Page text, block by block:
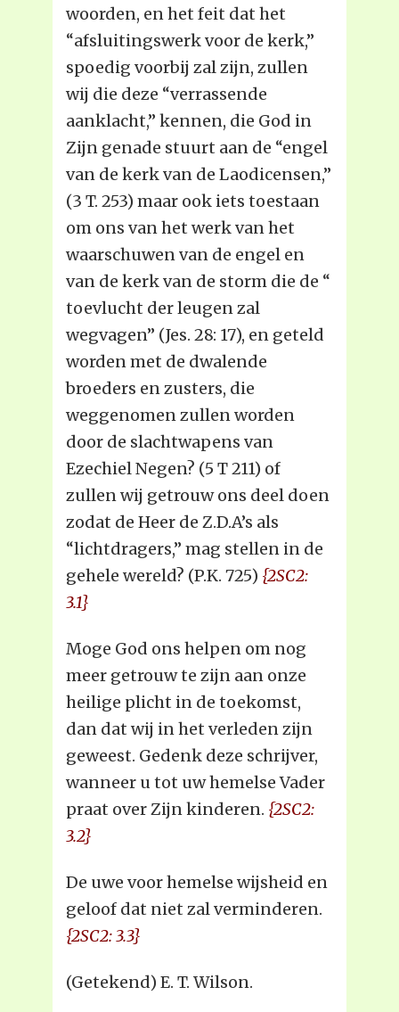
woorden, en het feit dat het
“afsluitingswerk voor de kerk,”
spoedig voorbij zal zijn, zullen
wij die deze “verrassende
aanklacht,” kennen, die God in
Zijn genade stuurt aan de “engel
van de kerk van de Laodicensen,”
(3 T. 253) maar ook iets toestaan
om ons van het werk van het
waarschuwen van de engel en
van de kerk van de storm die de “
toevlucht der leugen zal
wegvagen” (Jes. 28: 17), en geteld
worden met de dwalende
broeders en zusters, die
weggenomen zullen worden
door de slachtwapens van
Ezechiel Negen? (5 T 211) of
zullen wij getrouw ons deel doen
zodat de Heer de Z.D.A’s als
“lichtdragers,” mag stellen in de
gehele wereld? (P.K. 725) {2SC2:
3.1}
Moge God ons helpen om nog
meer getrouw te zijn aan onze
heilige plicht in de toekomst,
dan dat wij in het verleden zijn
geweest. Gedenk deze schrijver,
wanneer u tot uw hemelse Vader
praat over Zijn kinderen. {2SC2:
3.2}
De uwe voor hemelse wijsheid en
geloof dat niet zal verminderen.
{2SC2: 3.3}
(Getekend) E. T. Wilson.